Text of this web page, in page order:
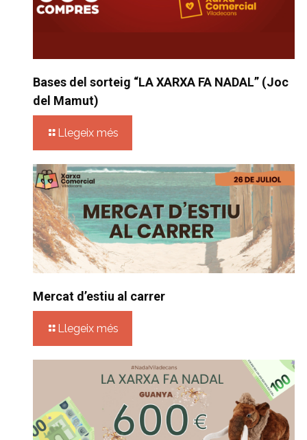
Bases del sorteig “LA XARXA FA NADAL” (Joc
del Mamut)
Llegeix més
Mercat d’estiu al carrer
Llegeix més